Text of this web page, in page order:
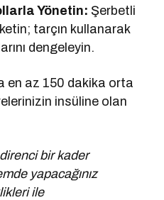
Yönetin: Şerbetli
tarçın kullanarak
dengeleyin.
en az 150 dakika orta
insüline olan
bir kader
yapacağınız
ile